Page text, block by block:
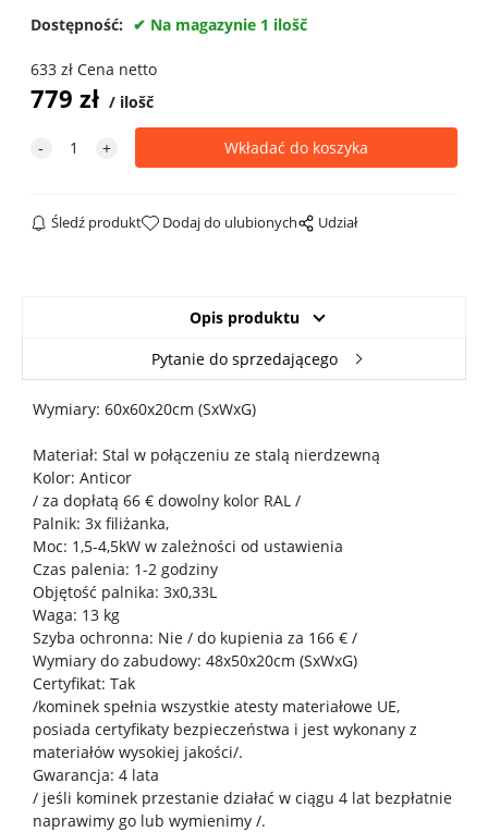
Dostępność: Na magazynie 1 ilošč
633zł Cena netto
779 zł ilošč
Śledź produkt Dodaj do ulubionych Udział
Opis produktu
Pytanie do sprzedającego
Wymiary: 60x60x20cm (SxWxG)
Materiał: Stal w połączeniu ze stalą nierdzewną
Kolor: Anticor
/ za dopłatą 66 € dowolny kolor RAL /
Palnik: 3x filiżanka,
Moc: 1,5-4,5kW w zależności od ustawienia
Czas palenia: 1-2 godziny
Objętość palnika: 3x0,33L
Waga: 13 kg
Szyba ochronna: Nie / do kupienia za 166 € /
Wymiary do zabudowy: 48x50x20cm (SxWxG)
Certyfikat: Tak
/kominek spełnia wszystkie atesty materiałowe UE,
posiada certyfikaty bezpieczeństwa i jest wykonany z
materiałów wysokiej jakości/.
Gwarancja: 4 lata
/ jeśli kominek przestanie działać w ciągu 4 lat bezpłatnie
naprawimy go lub wymienimy /.